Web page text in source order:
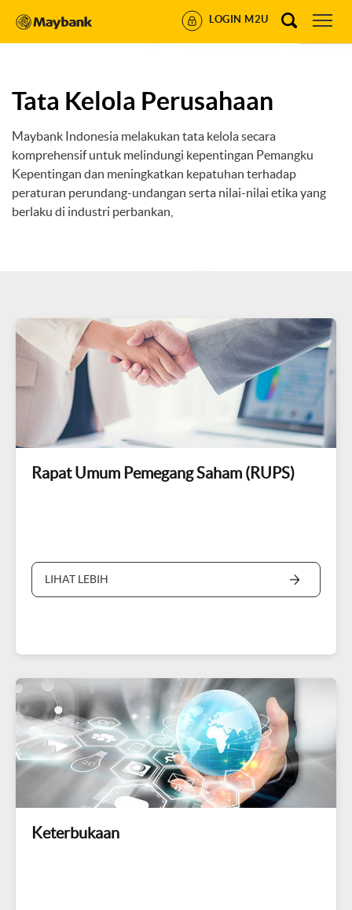
LOGIN M2U
Tata Kelola Perusahaan
Maybank Indonesia melakukan tata kelola secara
komprehensif untuk melindungi kepentingan Pemangku
Kepentingan dan meningkatkan kepatuhan terhadap
peraturan perundang-undangan serta nilai-nilai etika yang
berlaku di industri perbankan,
Rapat Umum Pemegang Saham (RUPS)
LIHAT LEBIH
Keterbukaan